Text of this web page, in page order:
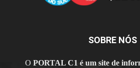
SOBRE NÓS
O PORTAL C1 é um site de